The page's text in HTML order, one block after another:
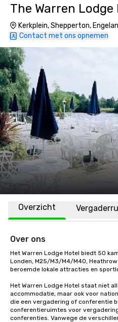
The Warren Lodge
Kerkplein, Shepperton,
Contact met ons opnemen
Overzicht
Over ons
Het Warren Lodge Hotel biedt 50
Londen, M25/M3/M4/M40,
beroemde lokale attracties en
Het Warren Lodge Hotel staat niet
accommodatie, maar ook voor
die een vergadering of conferentie
conferentieruimtes voor
conferenties. Vanwege de